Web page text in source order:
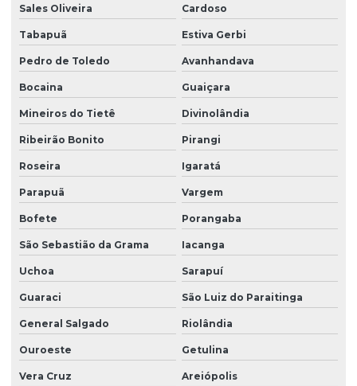
Sales Oliveira Cardoso
Tabapuã Estiva Gerbi
Pedro de Toledo Avanhandava
Bocaina Guaiçara
Mineiros do Tietê Divinolândia
Ribeirão Bonito Pirangi
Roseira Igaratá
Parapuã Vargem
Bofete Porangaba
São Sebastião da Grama Iacanga
Uchoa Sarapuí
Guaraci São Luiz do Paraitinga
General Salgado Riolândia
Ouroeste Getulina
Vera Cruz Areiópolis